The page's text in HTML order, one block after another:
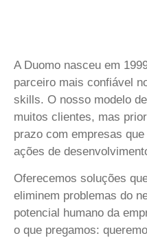
A Duomo nasceu em
parceiro mais confiável
skills. O nosso modelo
muitos clientes, mas
prazo com empresas
ações de
Oferecemos soluções
eliminem problemas do
potencial humano da
o que pregamos: